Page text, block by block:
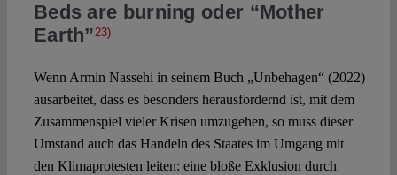
Beds are burning oder “Mother
Earth” 23)
Wenn Armin Nassehi in seinem Buch „Unbehagen“ (2022)
ausarbeitet, dass es besonders herausfordernd ist, mit dem
Zusammenspiel vieler Krisen umzugehen, so muss dieser
Umstand auch das Handeln des Staates im Umgang mit
den Klimaprotesten leiten: eine bloße Exklusion durch